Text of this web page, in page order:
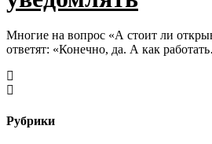
Многие на вопрос «А стоит ли
ответят: «Конечно, да. А как
Рубрики